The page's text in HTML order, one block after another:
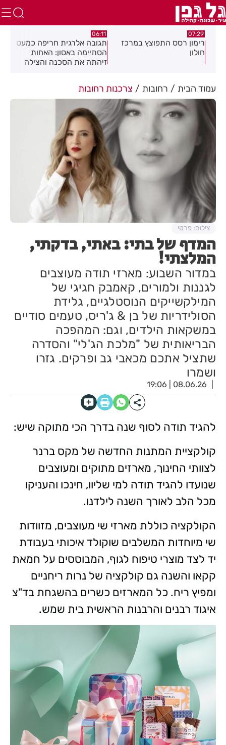
07:29
רימון רסס התפוצץ במרכז
חולון
06:11
תגובה אלרגית חריפה כמעט
הסתיימה באסון: האחות
זיהתה את הסכנה והצילה
עמוד הבית רחובות צרכנות רחובות
המדף של בתי: באתי, בדקתי,
המלצתי!
במדור השבוע: מארזי תודה מעוצבים
לגננות ולמורים, קאמבק חגיגי של
המילקשייקים הנוסטלגיים, גלידת
הסולידריות של בן & ג'ריס, טעמים סודיים
במשקאות הילדים, וגם: המהפכה
הבריאותית של "מלכת הג'לי" והסדרה
שתציל אתכם מכאבי גב ופרקים. גזרו
ושמרו
08.06.26 | 19:06
צילום: פרטי
להגיד תודה לסוף שנה בדרך הכי מתוקה שיש:
קולקציית המתנות החדשה של מקס ברנר
לצוותי החינוך, מארזים מתוקים ומעוצבים
שנועדו להגיד תודה למי שליוו, חינכו והעניקו
מכל הלב לאורך השנה לילדנו.
הקולקציה כוללת מארזי שי מעוצבים, מזוודות
שי מיוחדות המשלבים שוקולד איכותי בעבודת
יד לצד מוצרי טיפוח לגוף, המבוססים על חמאת
קקאו והשנה גם קולקציה של נרות ריחניים
ומפיץ ריח. כל המארזים כשרים בהשגחת בד"צ
איגוד רבנים והרבנות הראשית בית שמש.